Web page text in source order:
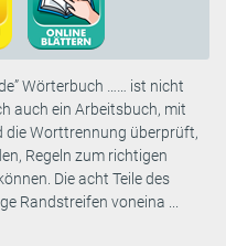
Wörterbuch …… ist nicht
auch ein Arbeitsbuch, mit
die Worttrennung überprüft,
Regeln zum richtigen
Die acht Teile des
Randstreifen voneina ...